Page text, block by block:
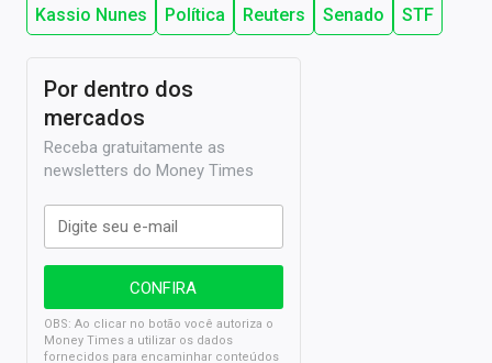
Kassio Nunes
Política Reuters Senado STF
Por dentro dos
mercados
Receba gratuitamente as
newsletters do Money Times
OBS: Ao clicar no botão você autoriza o
Money Times a utilizar os dados
fornecidos para encaminhar conteúdos